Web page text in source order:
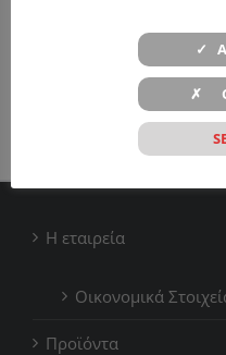
ανθρακί
κλείσιμο
γυαλί
Η εταιρεία
Οικονομικά
Προϊόντα
✓
✗